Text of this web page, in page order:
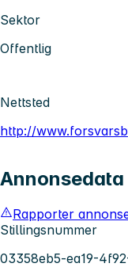
Sektor
Offentlig
Nettsted
http://
Annonsedata
Rapporter
Stillingsnummer
03358eb5-ea19-